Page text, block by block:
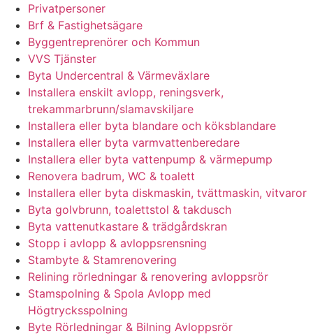
Privatpersoner
Brf & Fastighetsägare
Byggentreprenörer och Kommun
VVS Tjänster
Byta Undercentral & Värmeväxlare
Installera enskilt avlopp, reningsverk,
trekammarbrunn/slamavskiljare
Installera eller byta blandare och köksblandare
Installera eller byta varmvattenberedare
Installera eller byta vattenpump & värmepump
Renovera badrum, WC & toalett
Installera eller byta diskmaskin, tvättmaskin, vitvaror
Byta golvbrunn, toalettstol & takdusch
Byta vattenutkastare & trädgårdskran
Stopp i avlopp & avloppsrensning
Stambyte & Stamrenovering
Relining rörledningar & renovering avloppsrör
Stamspolning & Spola Avlopp med
Högtrycksspolning
Byte Rörledningar & Bilning Avloppsrör